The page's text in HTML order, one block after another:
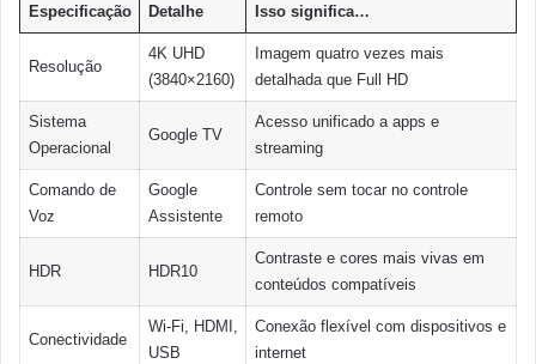
Especificação Detalhe Isso significa…
Resolução
4K UHD
(3840×2160)
Imagem quatro vezes mais
detalhada que Full HD
Sistema
Operacional
Google TV
Acesso unificado a apps e
streaming
Comando de
Voz
Google
Assistente
Controle sem tocar no controle
remoto
HDR HDR10
Contraste e cores mais vivas em
conteúdos compatíveis
Conectividade
Wi-Fi, HDMI,
USB
Conexão flexível com dispositivos e
internet